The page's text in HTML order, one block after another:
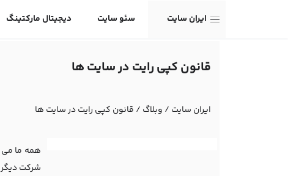
ایران سایت سئو سایت دیجیتال مارکتینگ
قانون کپی رایت در سایت ها
ایران سایت / وبلاگ / قانون کپی رایت در سایت ها
همه ما می
شرکت